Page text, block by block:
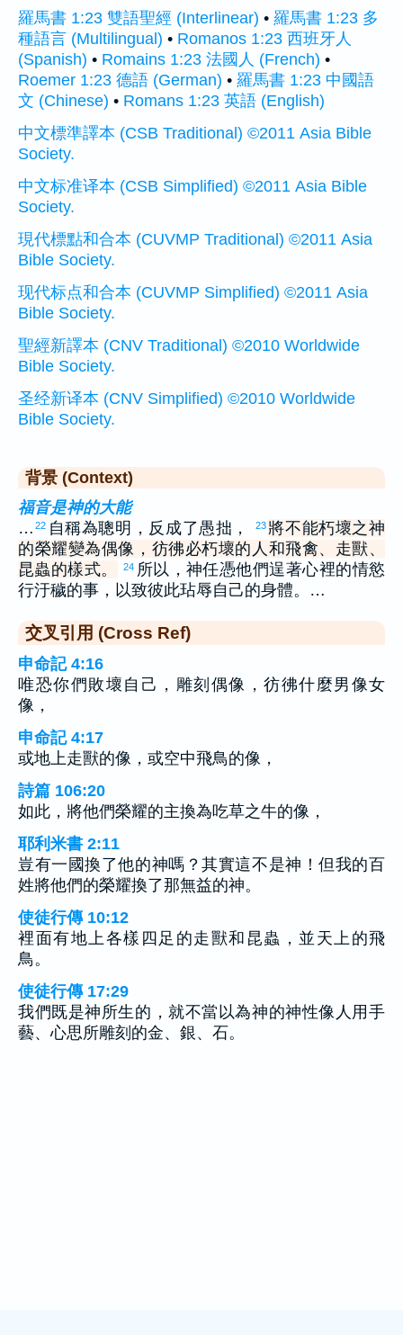
羅馬書 1:23 雙語聖經 (Interlinear) • 羅馬書 1:23 多
種語言 (Multilingual) • Romanos 1:23 西班牙人
(Spanish) • Romains 1:23 法國人 (French) •
Roemer 1:23 德語 (German) • 羅馬書 1:23 中國語
文 (Chinese) • Romans 1:23 英語 (English)
中文標準譯本 (CSB Traditional) ©2011 Asia Bible
Society.
中文标准译本 (CSB Simplified) ©2011 Asia Bible
Society.
現代標點和合本 (CUVMP Traditional) ©2011 Asia
Bible Society.
现代标点和合本 (CUVMP Simplified) ©2011 Asia
Bible Society.
聖經新譯本 (CNV Traditional) ©2010 Worldwide
Bible Society.
圣经新译本 (CNV Simplified) ©2010 Worldwide
Bible Society.
背景 (Context)
福音是神的大能
… 22 自稱為聰明，反成了愚拙， 23 將不能朽壞之神
的榮耀變為偶像，彷彿必朽壞的人和飛禽、走獸、
昆蟲的樣式。
24 所以，神任憑他們逞著心裡的情慾
行汙穢的事，以致彼此玷辱自己的身體。…
交叉引用 (Cross Ref)
申命記 4:16
唯恐你們敗壞自己，雕刻偶像，彷彿什麼男像女
像，
申命記 4:17
或地上走獸的像，或空中飛鳥的像，
詩篇 106:20
如此，將他們榮耀的主換為吃草之牛的像，
耶利米書 2:11
豈有一國換了他的神嗎？其實這不是神！但我的百
姓將他們的榮耀換了那無益的神。
使徒行傳 10:12
裡面有地上各樣四足的走獸和昆蟲，並天上的飛
鳥。
使徒行傳 17:29
我們既是神所生的，就不當以為神的神性像人用手
藝、心思所雕刻的金、銀、石。